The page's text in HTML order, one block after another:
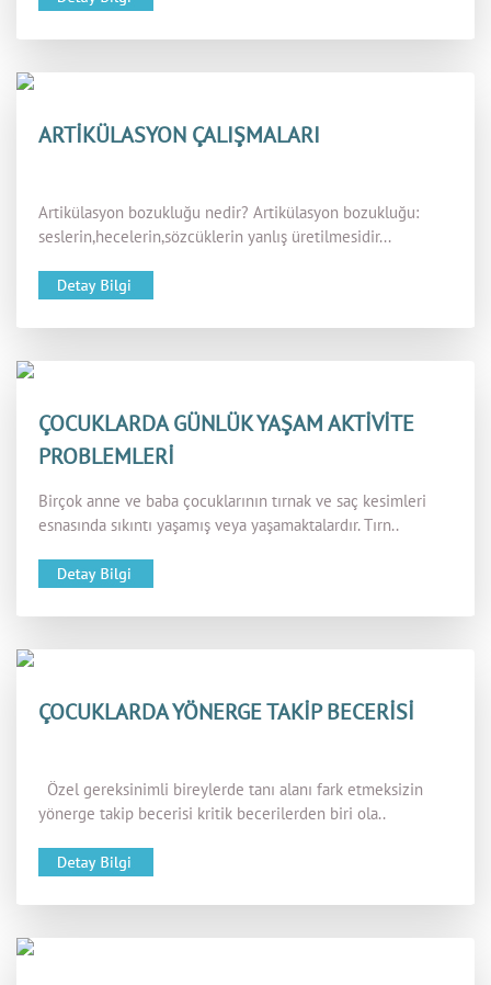
ARTİKÜLASYON ÇALIŞMALARI
Artikülasyon bozukluğu nedir? Artikülasyon bozukluğu:
seslerin,hecelerin,sözcüklerin yanlış üretilmesidir...
ÇOCUKLARDA GÜNLÜK YAŞAM AKTİVİTE
PROBLEMLERİ
Birçok anne ve baba çocuklarının tırnak ve saç kesimleri
esnasında sıkıntı yaşamış veya yaşamaktalardır. Tırn..
ÇOCUKLARDA YÖNERGE TAKİP BECERİSİ
Özel gereksinimli bireylerde tanı alanı fark etmeksizin
yönerge takip becerisi kritik becerilerden biri ola..